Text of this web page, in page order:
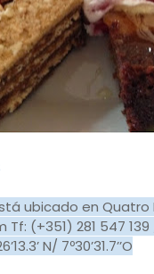
ubicado en Quatro
Tf: (+351) 281 547
N/ 7º30’31.7’’O